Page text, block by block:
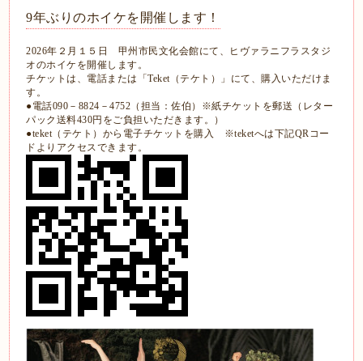
9年ぶりのホイケを開催します！
2026年２月１５日 甲州市民文化会館にて、ヒヴァラニフラスタジ
オのホイケを開催します。
チケットは、電話または「Teket（テケト）」にて、購入いただけま
す。
●電話090－8824－4752（担当：佐伯）※紙チケットを郵送（レター
パック送料430円をご負担いただきます。）
●teket（テケト）から電子チケットを購入 ※teketへは下記QRコー
ドよりアクセスできます。